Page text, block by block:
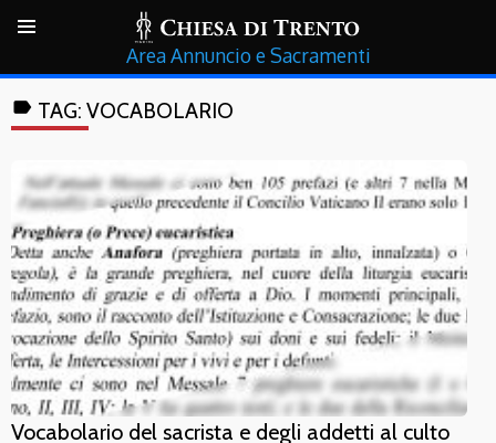
Annuncio e Sacramenti
label TAG: VOCABOLARIO
Vocabolario del sacrista e degli addetti al culto